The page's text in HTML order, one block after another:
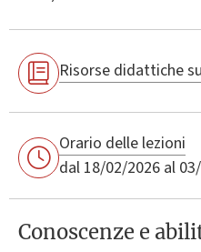
Risorse didattiche
Orario delle lezioni
dal 18/02/2026 al
Conoscenze e